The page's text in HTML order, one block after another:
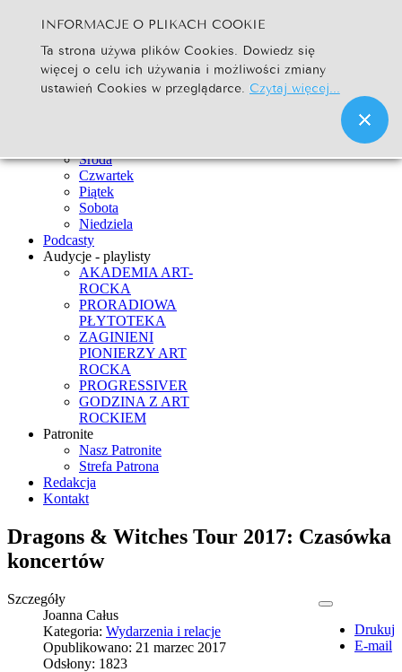
Szukaj... Go
Strona Główna
Newsy
Środa
Czwartek
Piątek
Sobota
Niedziela
Podcasty
Audycje - playlisty
AKADEMIA ART-
ROCKA
PRORADIOWA
PŁYTOTEKA
ZAGINIENI
PIONIERZY ART
ROCKA
PROGRESSIVER
GODZINA Z ART
ROCKIEM
Patronite
Nasz Patronite
Strefa Patrona
Redakcja
Kontakt
Dragons & Witches Tour 2017: Czasówka
koncertów
Drukuj
E-mail
Szczegóły
Joanna Całus
Kategoria: Wydarzenia i relacje
Opublikowano: 21 marzec 2017
Odsłony: 1823
INFORMACJE O PLIKACH COOKIE
Ta strona używa plików Cookies. Dowiedz się
więcej o celu ich używania i możliwości zmiany
ustawień Cookies w przeglądarce. Czytaj więcej...